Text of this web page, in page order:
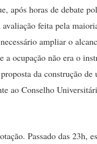
após horas de debate
feita pela
ampliar o
a ocupação não era o
da construção de
ao Conselho
Passado das 23h,